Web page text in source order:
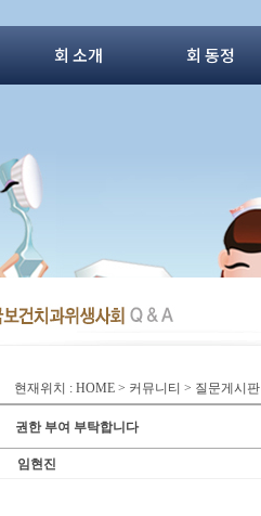
회 소개 회 동정
현재위치 : HOME > 커뮤니티 > 질문게시판
권한 부여 부탁합니다
임현진